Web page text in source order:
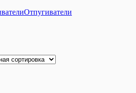
Отпугиватели